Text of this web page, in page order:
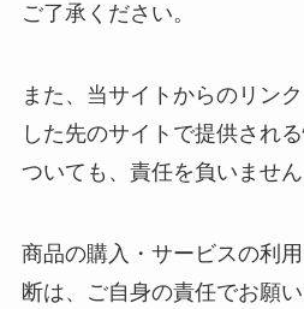
ご了承ください。
また、当サイトからのリン
した先のサイトで提供され
ついても、責任を負いません
商品の購入・サービスの利
断は、ご自身の責任でお願い